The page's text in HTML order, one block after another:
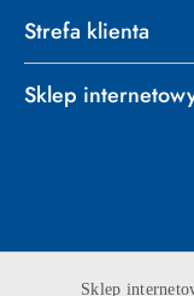
Strefa klienta
Sklep
Sklep